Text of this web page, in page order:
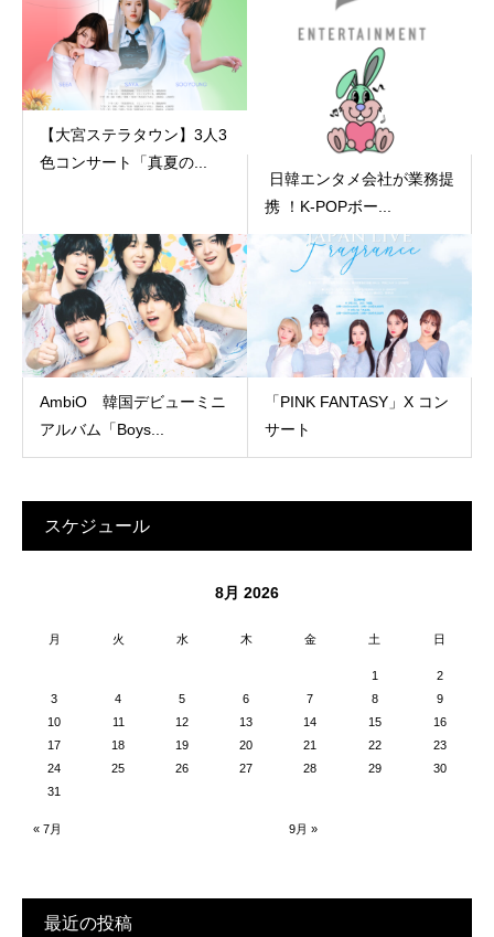
【大宮ステラタウン】3人3
色コンサート「真夏の...
日韓エンタメ会社が業務提
携 ！K-POPボー...
AmbiO 韓国デビューミニ
アルバム「Boys...
「PINK FANTASY」X コン
サート
スケジュール
8月 2026
月 火 水 木 金 土 日
1
2
3
4 5 6 7 8
9
10
11 12 13 14 15
16
17
18 19 20 21 22
23
24
25 26 27 28 29
30
31
« 7月 9月 »
最近の投稿